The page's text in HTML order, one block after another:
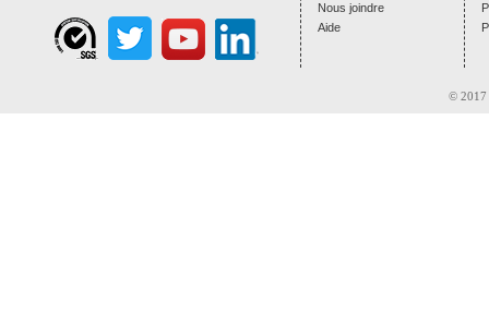
Nous joindre
Aide
© 2017